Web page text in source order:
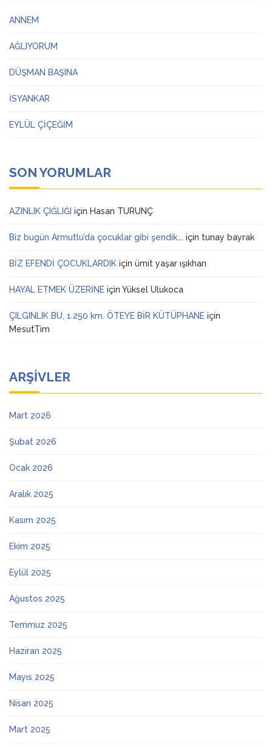
ANNEM
AĞLIYORUM
DÜŞMAN BAŞINA
İSYANKAR
EYLÜL ÇİÇEĞİM
SON YORUMLAR
AZINLIK ÇIĞLIĞI için Hasan TURUNÇ
Biz bugün Armutlu’da çocuklar gibi şendik…. için tunay bayrak
BİZ EFENDİ ÇOCUKLARDIK için ümit yaşar ışıkhan
HAYAL ETMEK ÜZERİNE için Yüksel Ulukoca
ÇILGINLIK BU, 1.250 km. ÖTEYE BİR KÜTÜPHANE için
MesutTim
ARŞIVLER
Mart 2026
Şubat 2026
Ocak 2026
Aralık 2025
Kasım 2025
Ekim 2025
Eylül 2025
Ağustos 2025
Temmuz 2025
Haziran 2025
Mayıs 2025
Nisan 2025
Mart 2025